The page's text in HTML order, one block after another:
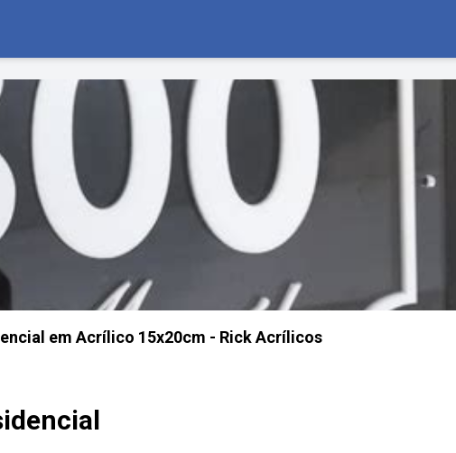
em Acrílico 15x20cm - Rick Acrílicos